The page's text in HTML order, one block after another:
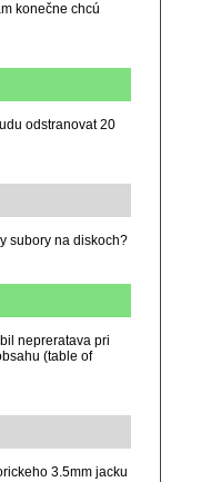
konečne chcú
odstranovat 20
subory na diskoch?
nepreratava pri
(table of
3.5mm jacku